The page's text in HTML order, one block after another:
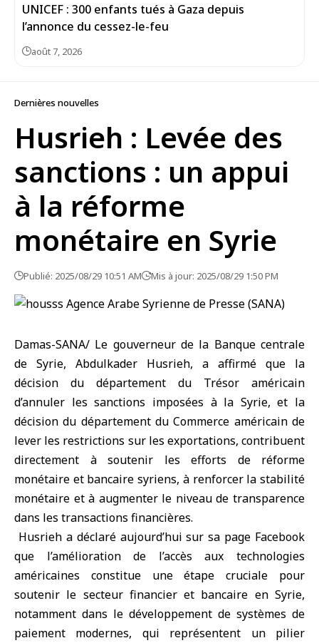
UNICEF : 300 enfants tués à Gaza depuis
l’annonce du cessez-le-feu
août 7, 2026
Dernières nouvelles
Husrieh : Levée des
sanctions : un appui
à la réforme
monétaire en Syrie
Publié: 2025/08/29 10:51 AM Mis à jour: 2025/08/29 1:50 PM
Damas-SANA/ Le gouverneur de la Banque centrale
de Syrie, Abdulkader Husrieh, a affirmé que la
décision du département du Trésor américain
d’annuler les sanctions imposées à la Syrie, et la
décision du département du Commerce américain de
lever les restrictions sur les exportations, contribuent
directement à soutenir les efforts de réforme
monétaire et bancaire syriens, à renforcer la stabilité
monétaire et à augmenter le niveau de transparence
dans les transactions financières.
Husrieh a déclaré aujourd’hui sur sa page Facebook
que l’amélioration de l’accès aux technologies
américaines constitue une étape cruciale pour
soutenir le secteur financier et bancaire en Syrie,
notamment dans le développement de systèmes de
paiement modernes, qui représentent un pilier